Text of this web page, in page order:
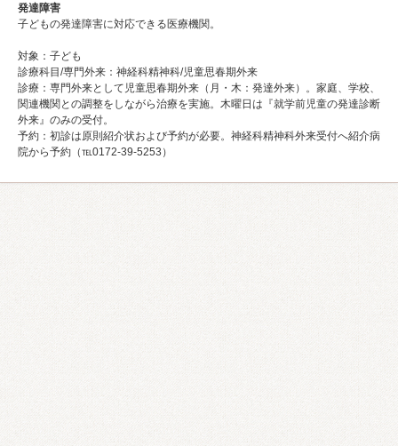
発達障害
子どもの発達障害に対応できる医療機関。
対象：子ども
診療科目/専門外来：神経科精神科/児童思春期外来
診療：専門外来として児童思春期外来（月・木：発達外来）。家庭、学校、
関連機関との調整をしながら治療を実施。木曜日は『就学前児童の発達診断
外来』のみの受付。
予約：初診は原則紹介状および予約が必要。神経科精神科外来受付へ紹介病
院から予約（℡0172-39-5253）